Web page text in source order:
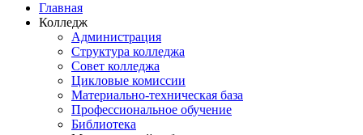
Главная
Колледж
Администрация
Структура колледжа
Совет колледжа
Цикловые комиссии
Материально-техническая база
Профессиональное обучение
Библиотека